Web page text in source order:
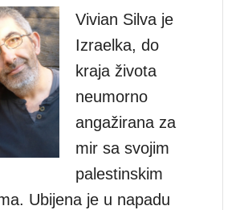
Vivian Silva je
Izraelka, do
kraja života
neumorno
angažirana za
mir sa svojim
palestinskim
Ubijena je u napadu